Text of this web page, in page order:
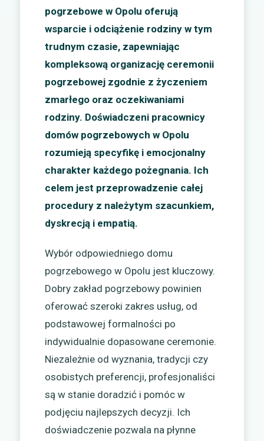
pogrzebowe w Opolu oferują
wsparcie i odciążenie rodziny w tym
trudnym czasie, zapewniając
kompleksową organizację ceremonii
pogrzebowej zgodnie z życzeniem
zmarłego oraz oczekiwaniami
rodziny. Doświadczeni pracownicy
domów pogrzebowych w Opolu
rozumieją specyfikę i emocjonalny
charakter każdego pożegnania. Ich
celem jest przeprowadzenie całej
procedury z należytym szacunkiem,
dyskrecją i empatią.
Wybór odpowiedniego domu
pogrzebowego w Opolu jest kluczowy.
Dobry zakład pogrzebowy powinien
oferować szeroki zakres usług, od
podstawowej formalności po
indywidualnie dopasowane ceremonie.
Niezależnie od wyznania, tradycji czy
osobistych preferencji, profesjonaliści
są w stanie doradzić i pomóc w
podjęciu najlepszych decyzji. Ich
doświadczenie pozwala na płynne